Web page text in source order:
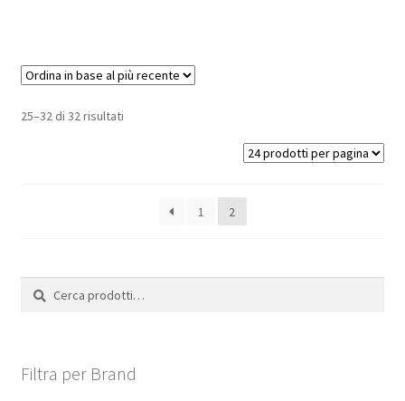
25–32 di 32 risultati
1 2
Cerca:
Cerca
Filtra per Brand